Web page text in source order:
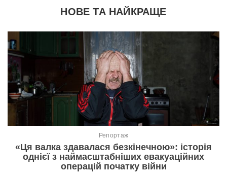
НОВЕ ТА НАЙКРАЩЕ
Репортаж
«Ця валка здавалася безкінечною»: історія
однієї з наймасштабніших евакуаційних
операцій початку війни